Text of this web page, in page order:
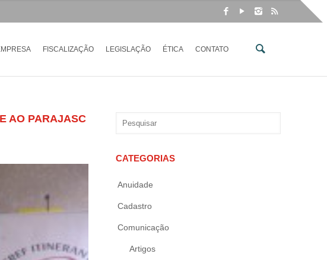
FISCALIZAÇÃO LEGISLAÇÃO ÉTICA CONTATO
AO PARAJASC
CATEGORIAS
Anuidade
Cadastro
Comunicação
Artigos